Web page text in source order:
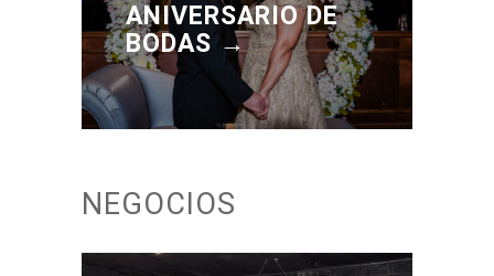
ANIVERSARIO DE
BODAS →
NEGOCIOS